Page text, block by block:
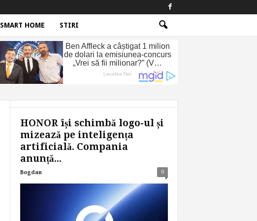
SMART HOME STIRI
HONOR își schimbă logo-ul și
mizează pe inteligența
artificială. Compania
anunță...
Bogdan 0